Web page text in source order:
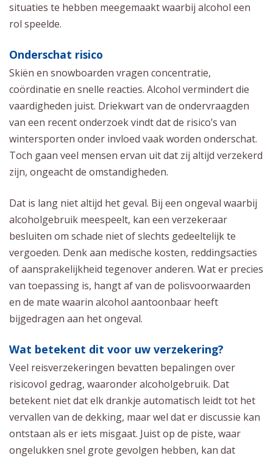
situaties te hebben meegemaakt waarbij alcohol een
rol speelde.
Onderschat risico
Skiën en snowboarden vragen concentratie,
coördinatie en snelle reacties. Alcohol vermindert die
vaardigheden juist. Driekwart van de ondervraagden
van een recent onderzoek vindt dat de risico’s van
wintersporten onder invloed vaak worden onderschat.
Toch gaan veel mensen ervan uit dat zij altijd verzekerd
zijn, ongeacht de omstandigheden.
Dat is lang niet altijd het geval. Bij een ongeval waarbij
alcoholgebruik meespeelt, kan een verzekeraar
besluiten om schade niet of slechts gedeeltelijk te
vergoeden. Denk aan medische kosten, reddingsacties
of aansprakelijkheid tegenover anderen. Wat er precies
van toepassing is, hangt af van de polisvoorwaarden
en de mate waarin alcohol aantoonbaar heeft
bijgedragen aan het ongeval.
Wat betekent dit voor uw verzekering?
Veel reisverzekeringen bevatten bepalingen over
risicovol gedrag, waaronder alcoholgebruik. Dat
betekent niet dat elk drankje automatisch leidt tot het
vervallen van de dekking, maar wel dat er discussie kan
ontstaan als er iets misgaat. Juist op de piste, waar
ongelukken snel grote gevolgen hebben, kan dat